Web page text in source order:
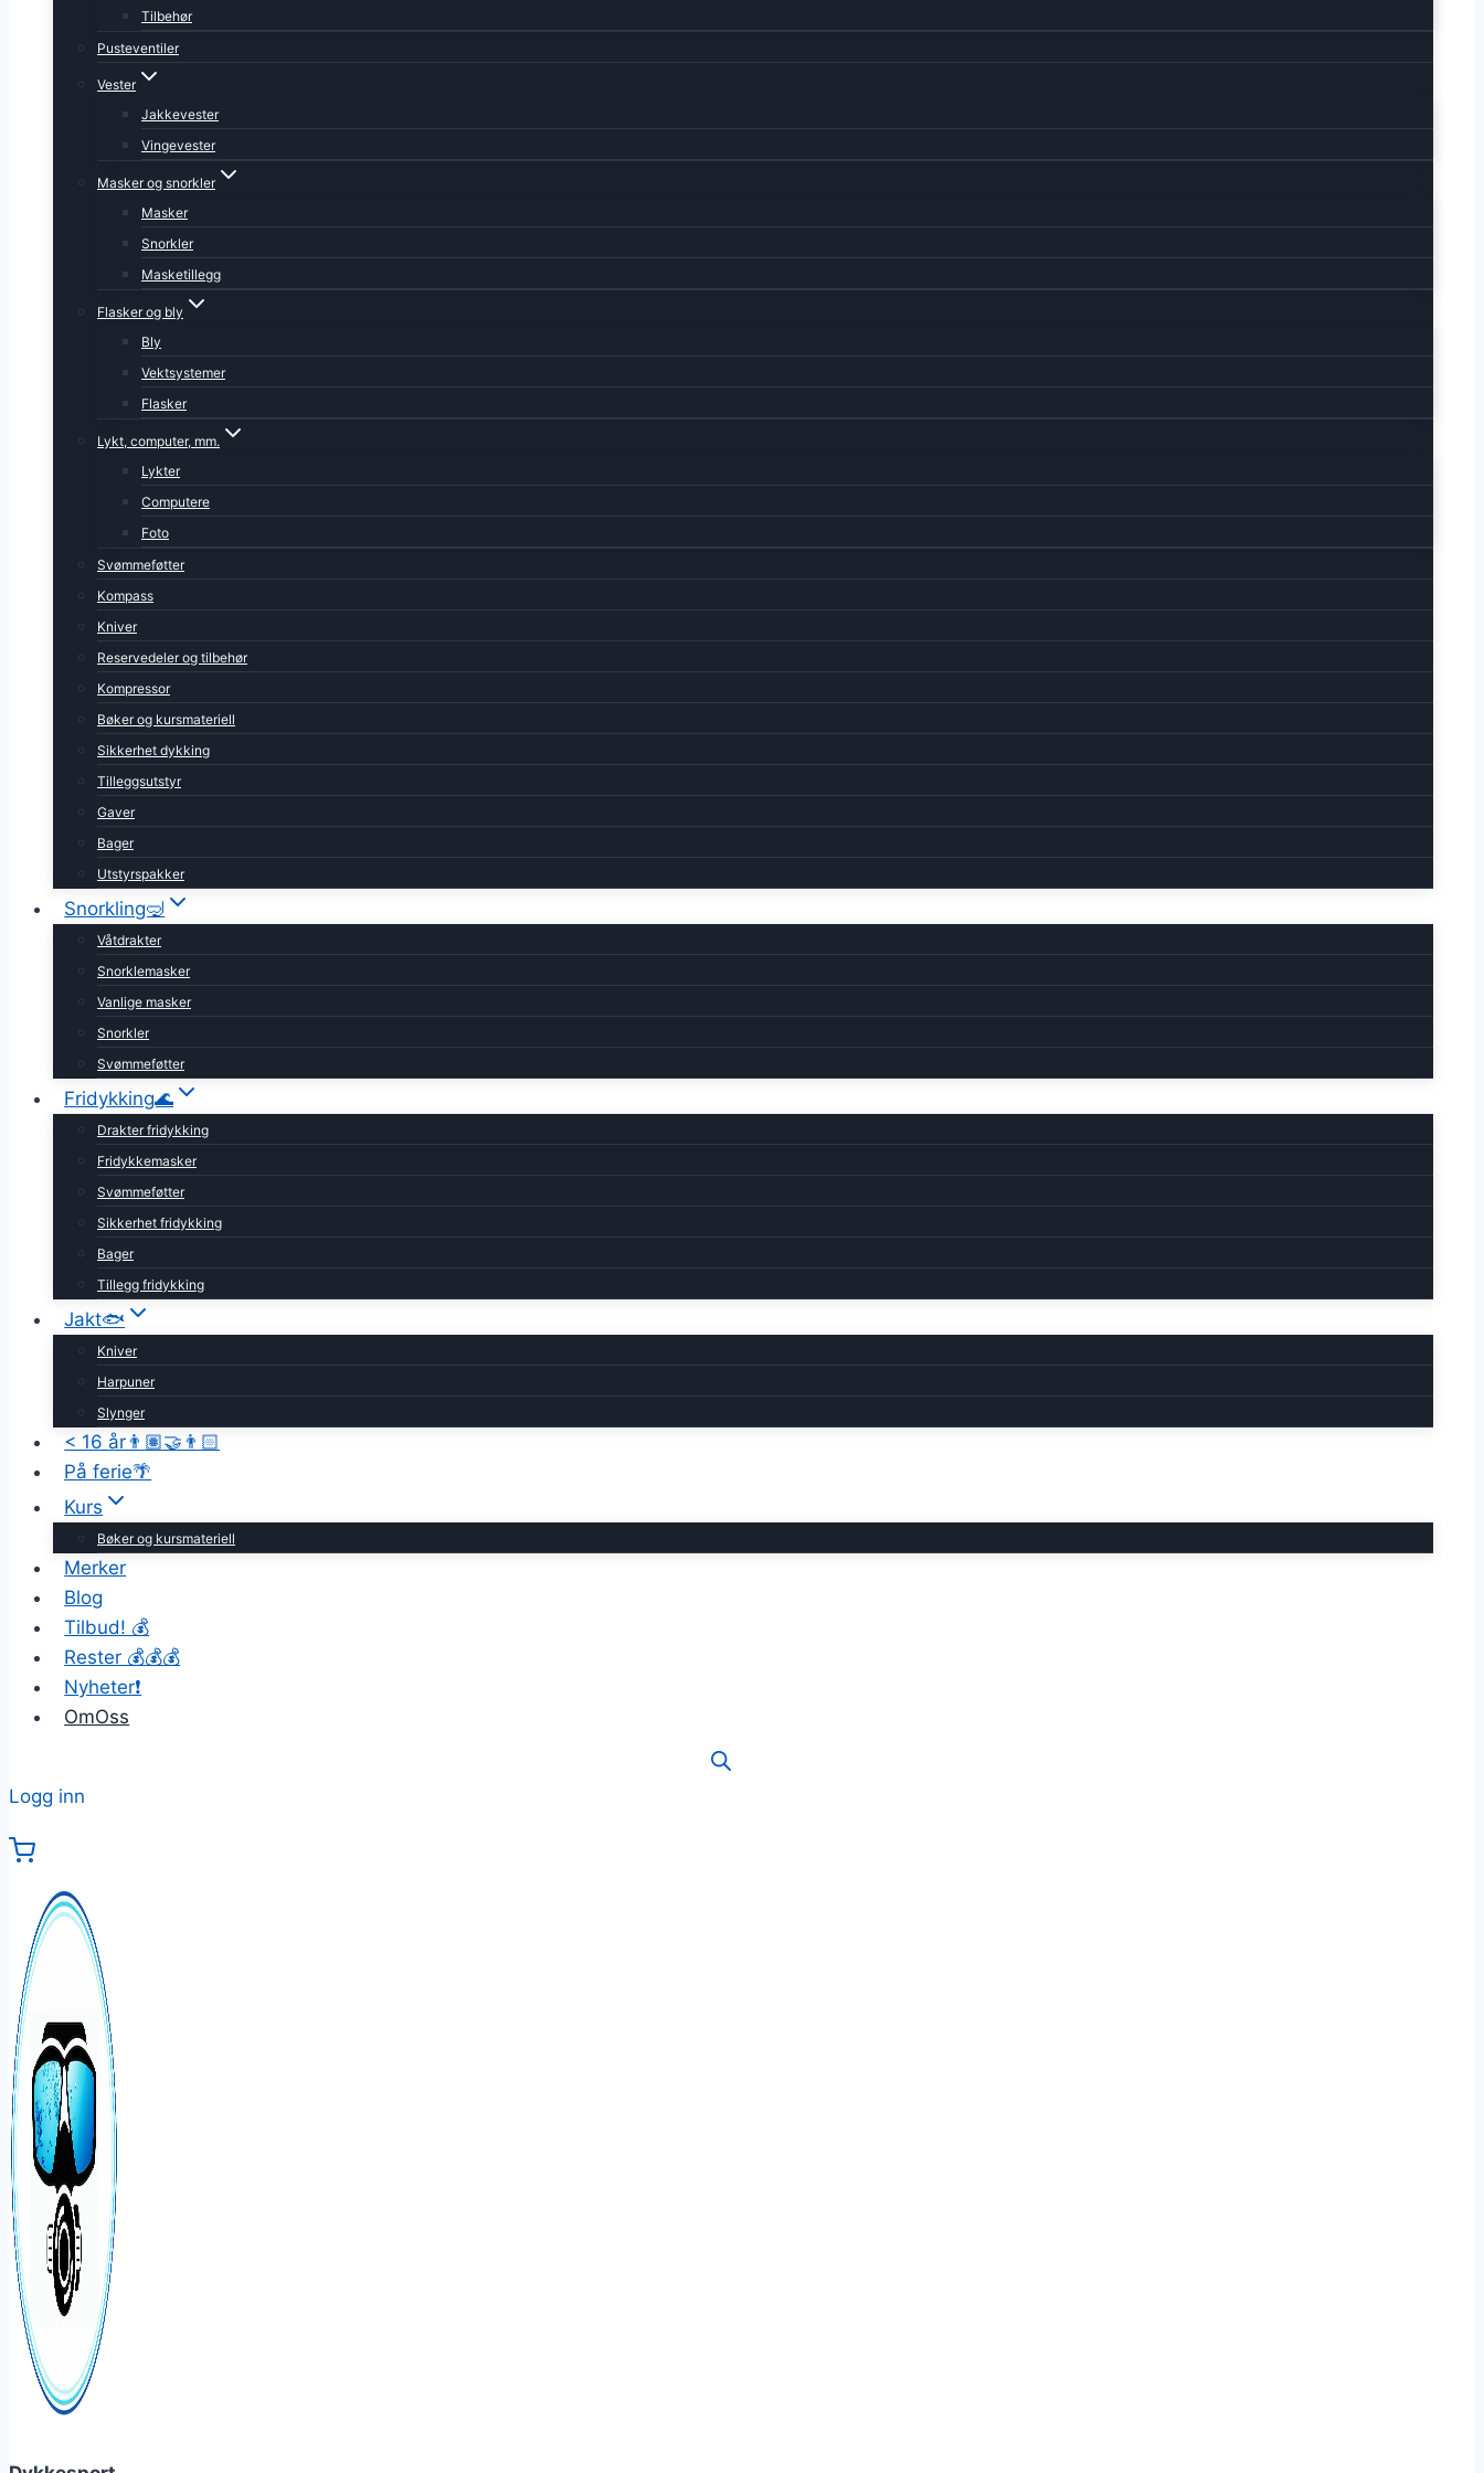
Tilbehør
Pusteventiler
Vester
Jakkevester
Vingevester
Masker og snorkler
Masker
Snorkler
Masketillegg
Flasker og bly
Bly
Vektsystemer
Flasker
Lykt, computer, mm.
Lykter
Computere
Foto
Svømmeføtter
Kompass
Kniver
Reservedeler og tilbehør
Kompressor
Bøker og kursmateriell
Sikkerhet dykking
Tilleggsutstyr
Gaver
Bager
Utstyrspakker
Snorkling🤿
Våtdrakter
Snorklemasker
Vanlige masker
Snorkler
Svømmeføtter
Fridykking🌊
Drakter fridykking
Fridykkemasker
Svømmeføtter
Sikkerhet fridykking
Bager
Tillegg fridykking
Jakt🐟
Kniver
Harpuner
Slynger
< 16 år👨🏽‍🤝‍👨🏻
På ferie🌴
Kurs
Bøker og kursmateriell
Merker
Blog
Tilbud! 💰
Rester 💰💰💰
Nyheter❗
OmOss
Logg inn